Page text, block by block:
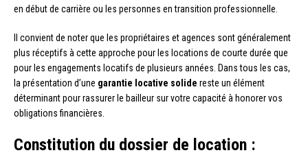
en début de carrière ou les personnes en transition professionnelle.
Il convient de noter que les propriétaires et agences sont généralement
plus réceptifs à cette approche pour les locations de courte durée que
pour les engagements locatifs de plusieurs années. Dans tous les cas,
la présentation d’une garantie locative solide reste un élément
déterminant pour rassurer le bailleur sur votre capacité à honorer vos
obligations financières.
Constitution du dossier de location :